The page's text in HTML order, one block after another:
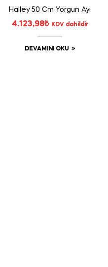
Halley 50 Cm Yorgun Ayı
4.123,98₺ KDV dahildir
DEVAMINI OKU